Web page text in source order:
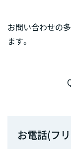
お問い合わせの
ます。
お電話(フ